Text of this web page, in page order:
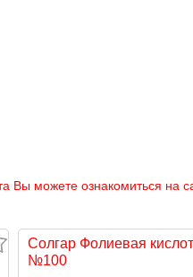
можете ознакомиться на
Солгар Фолиевая
№100